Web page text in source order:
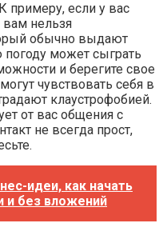
примеру, если у вас
вам нельзя
обычно выдают
может сыграть
и берегите свое
чувствовать себя в
клаустрофобией.
от вас общения с
не всегда прост,
идеи, как начать
и без вложений